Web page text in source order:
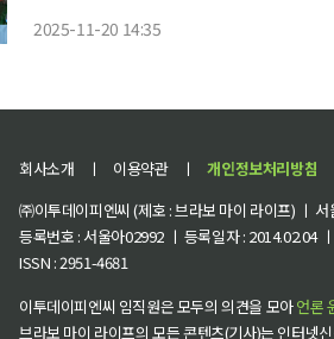
2025-11-20 14:35
회사소개 ㅣ 이용약관 ㅣ 개인정보처리방침
㈜이투데이피엔씨 (제호 : 브라보 마이 라이프) ㅣ
등록번호 : 서울아02992 ㅣ 등록일자 : 2014.02.04
ISSN : 2951-4681
이투데이피엔씨 임직원은 모두의 의견을 모아언론
브라보 마이 라이프의 모든 콘텐츠(기사)는 인터넷